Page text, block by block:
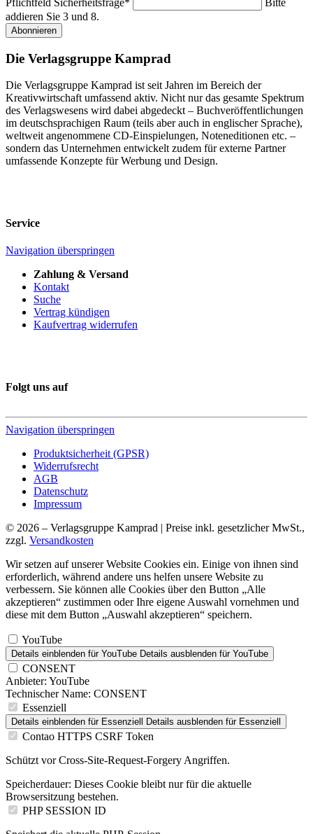
addieren Sie 3 und 8.
Abonnieren
Die Verlagsgruppe Kamprad
Die Verlagsgruppe Kamprad ist seit Jahren im Bereich der
Kreativwirtschaft umfassend aktiv. Nicht nur das gesamte Spektrum
des Verlagswesens wird dabei abgedeckt – Buchveröffentlichungen
im deutschsprachigen Raum (teils aber auch in englischer Sprache),
weltweit angenommene CD-Einspielungen, Noteneditionen etc. –
sondern das Unternehmen entwickelt zudem für externe Partner
umfassende Konzepte für Werbung und Design.
Service
Navigation überspringen
Zahlung & Versand
Kontakt
Suche
Vertrag kündigen
Kaufvertrag widerrufen
Folgt uns auf
Navigation überspringen
Produktsicherheit (GPSR)
Widerrufsrecht
AGB
Datenschutz
Impressum
© 2026 – Verlagsgruppe Kamprad | Preise inkl. gesetzlicher MwSt.,
zzgl. Versandkosten
Wir setzen auf unserer Website Cookies ein. Einige von ihnen sind
erforderlich, während andere uns helfen unsere Website zu
verbessern. Sie können alle Cookies über den Button „Alle
akzeptieren“ zustimmen oder Ihre eigene Auswahl vornehmen und
diese mit dem Button „Auswahl akzeptieren“ speichern.
YouTube
Details einblenden für YouTube Details ausblenden für YouTube
CONSENT
Anbieter: YouTube
Technischer Name: CONSENT
Essenziell
Details einblenden für Essenziell Details ausblenden für Essenziell
Contao HTTPS CSRF Token
Schützt vor Cross-Site-Request-Forgery Angriffen.
Speicherdauer: Dieses Cookie bleibt nur für die aktuelle
Browsersitzung bestehen.
PHP SESSION ID